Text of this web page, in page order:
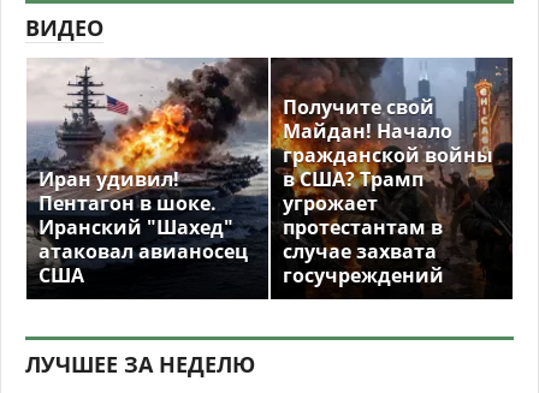
ВИДЕО
Иран удивил!
Пентагон в шоке.
Иранский "Шахед"
атаковал авианосец
США
Получите свой
Майдан! Начало
гражданской войны
в США? Трамп
угрожает
протестантам в
случае захвата
госучреждений
ЛУЧШЕЕ ЗА НЕДЕЛЮ